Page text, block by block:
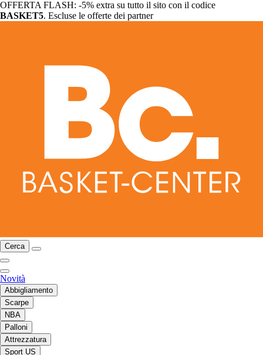
OFFERTA FLASH: -5% extra su tutto il sito con il codice
BASKET5. Escluse le offerte dei partner
Cerca
Novità
Abbigliamento
Scarpe
NBA
Palloni
Attrezzatura
Sport US